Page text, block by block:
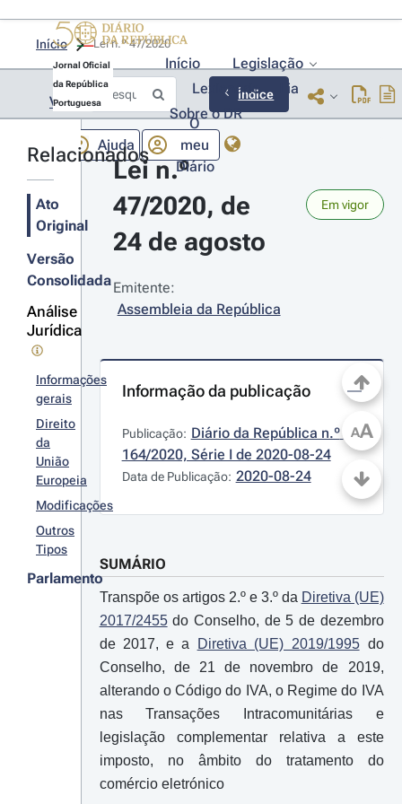
Jornal Oficial
da República
Portuguesa
Início
Legislação
Lexionário
Lia
Sobre o DR
Ajuda
O
meu
Diário
Início Lei n.º 47/2020
Voltar Índice
Relacionados
Ato
Original
Versão
Consolidada
Análise
Jurídica
Informações
gerais
Direito
da
União
Europeia
Modificações
Outros
Tipos
Parlamento
Lei n.º
47/2020, de
24 de agosto
Em vigor
Emitente:
Assembleia da República
Informação da publicação
Publicação: Diário da República n.º
164/2020, Série I de 2020-08-24
Data de Publicação: 2020-08-24
SUMÁRIO
Transpõe os artigos 2.º e 3.º da Diretiva (UE)
2017/2455do Conselho, de 5 de dezembro
de 2017, e a
Diretiva (UE) 2019/1995do
Conselho, de 21 de novembro de 2019,
alterando o Código do IVA, o Regime do IVA
nas Transações Intracomunitárias e
legislação complementar relativa a este
imposto, no âmbito do tratamento do
comércio eletrónico
AA